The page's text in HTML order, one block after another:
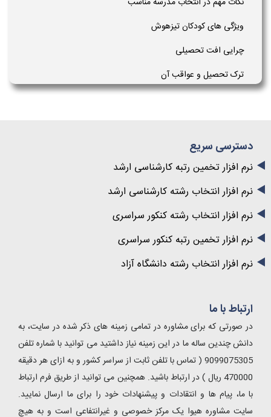
ویژگی های کودکان تیزهوش
چرایی افت تحصیلی
ترک تحصیل و عواقب آن
دسترسی سریع
نرم افزار تخمین رتبه کارشناسی ارشد
نرم افزار انتخاب رشته کارشناسی ارشد
نرم افزار انتخاب رشته کنکور سراسری
نرم افزار تخمین رتبه کنکور سراسری
نرم افزار انتخاب رشته دانشگاه آزاد
ارتباط با ما
در صورتی که برای مشاوره در تمامی زمینه های ذکر شده در سایت، به
دانش چندین ساله ما در این زمینه نیاز داشتید می توانید با شماره تلفن
9099075305 ( تماس با تلفن ثابت از سراسر کشور و به ازای هر دقیقه
470000 ریال ) در ارتباط باشید. همچنین می توانید از طریق فرم ارتباط
با ما، پیام ها و انتقادات و پیشنهادات خود را برای ما ارسال نمایید.
سایت مشاوره هیوا یک مرکز خصوصی و غیرانتفاعی است و به هیچ